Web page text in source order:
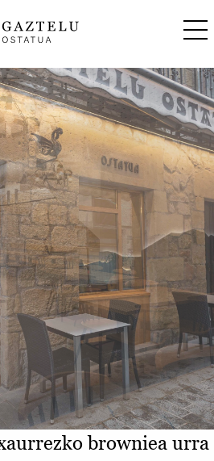
browniea urra